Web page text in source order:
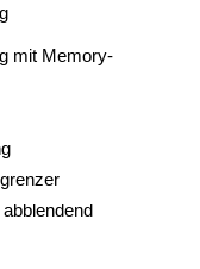
mit Memory-